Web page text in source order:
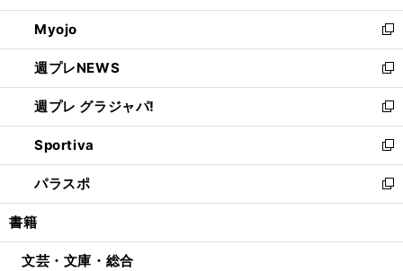
開
く
ウ
で
開
く
ン
ド
ウ
で
開
く
ウ
ィ
ン
ド
ウ
で
開
く
Myojo
新
し
い
ウ
ィ
ン
ド
ウ
で
開
週プレNEWS
新
し
い
ウ
ィ
ン
ド
ウ
開
週プレ グラジャパ!
新
し
い
ウ
ィ
ン
ウ
Sportiva
新
し
い
ウ
ン
パラスポ
新
し
ウ
書籍
文芸・文庫・総合